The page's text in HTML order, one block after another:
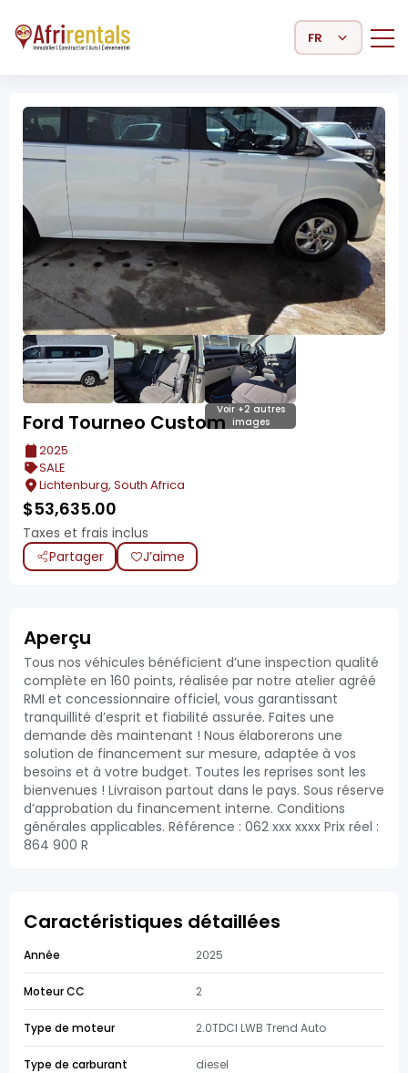
Select Language
Voir +2 autres
images
Ford Tourneo Custom
2025
SALE
Lichtenburg, South Africa
$53,635.00
Taxes et frais inclus
Partager
J’aime
Aperçu
Tous nos véhicules bénéficient d’une inspection qualité
complète en 160 points, réalisée par notre atelier agréé
RMI et concessionnaire officiel, vous garantissant
tranquillité d’esprit et fiabilité assurée. Faites une
demande dès maintenant ! Nous élaborerons une
solution de financement sur mesure, adaptée à vos
besoins et à votre budget. Toutes les reprises sont les
bienvenues ! Livraison partout dans le pays. Sous réserve
d’approbation du financement interne. Conditions
générales applicables. Référence : 062 xxx xxxx Prix réel :
864 900 R
Caractéristiques détaillées
Année 2025
Moteur CC 2
Type de moteur 2.0TDCI LWB Trend Auto
Type de carburant diesel